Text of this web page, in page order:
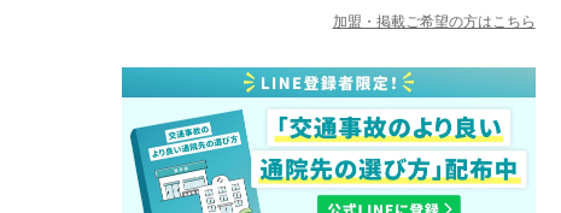
加盟・掲載ご希望の方はこちら